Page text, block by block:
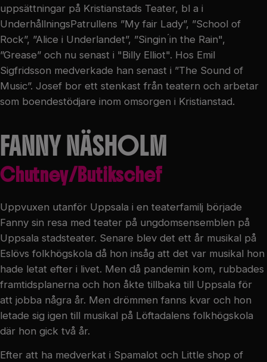
uppsättningar på Kristianstads Teater, bl a i
UnderhållningsPatrullens ”My fair Lady”, ”School of
Rock”, ”Alice i Underlandet”, ”Singin ́in the Rain",
”Grease” och nu senast i "Billy Elliot". Hos Emil
Sigfridsson medverkade han senast i ”The Sound of
Music”. Josef bor ett stenkast från teatern och arbetar
som boendestödjare inom omsorgen i Kristianstad.
FANNY NÄSHOLM
Chutney/Butikschef
Uppvuxen utanför Uppsala i en teaterfamilj började
Fanny sin resa med teater på ungdomsensemblen på
Uppsala stadsteater. Senare blev det ett år musikal på
Eslövs folkhögskola då hon insåg att det var musikal hon
hade letat efter i livet. Men då pandemin kom, rubbades
framtidsplanerna och hon åkte tillbaka till Uppsala för
att jobba några år. Men drömmen fanns kvar och hon
letade sig igen till musikal på Löftadalens folkhögskola
där hon gick två år.
Efter att ha medverkat i Spamalot och Little shop of